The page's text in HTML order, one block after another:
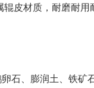
皮材质，耐磨耐
石、膨润土、铁